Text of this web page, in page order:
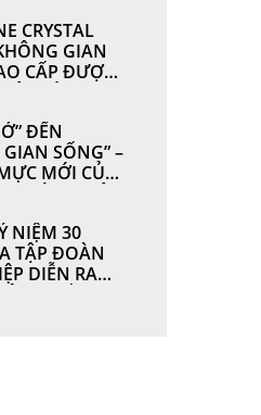
CRYSTAL
GIAN
CẤP ĐƯỢC
ĐẾN
SỐNG” –
MỚI CỦA
NIỆM 30
TẬP ĐOÀN
DIỄN RA